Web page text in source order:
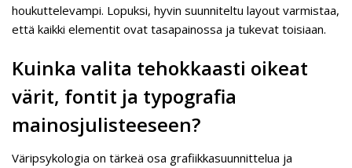
houkuttelevampi. Lopuksi, hyvin suunniteltu layout varmistaa,
että kaikki elementit ovat tasapainossa ja tukevat toisiaan.
Kuinka valita tehokkaasti oikeat
värit, fontit ja typografia
mainosjulisteeseen?
Väripsykologia on tärkeä osa grafiikkasuunnittelua ja